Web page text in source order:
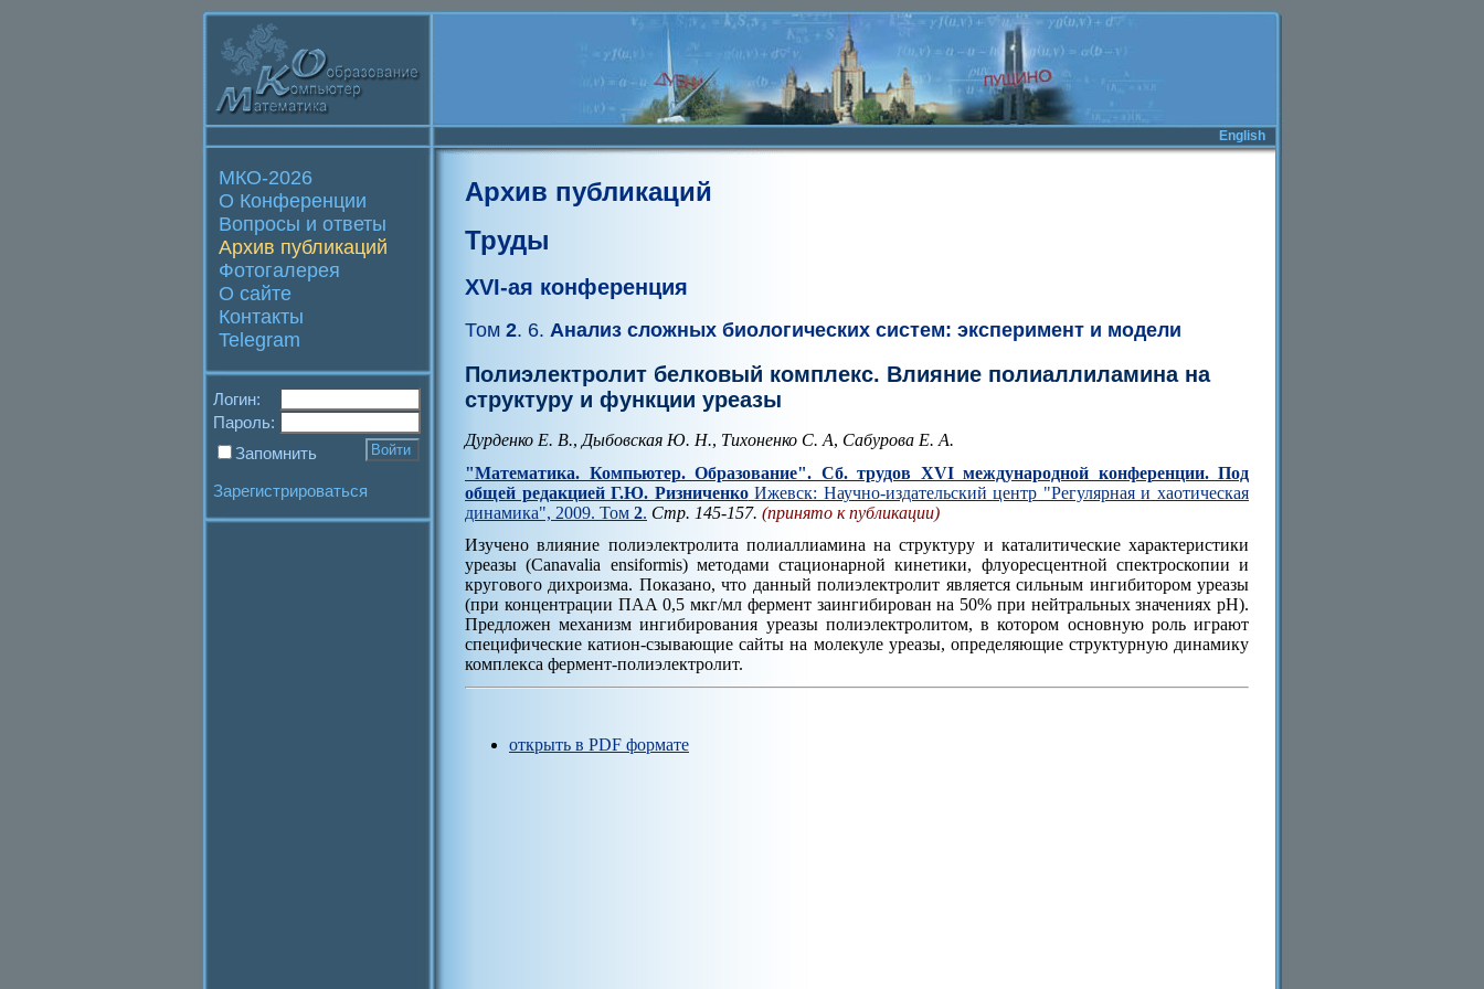
English
МКО-2026
О Конференции
Вопросы и ответы
Архив публикаций
Фотогалерея
О сайте
Контакты
Telegram
Логин:
Пароль:
Запомнить
Зарегистрироваться
Архив публикаций
Труды
XVI-ая конференция
Том 2. 6. Анализ сложных биологических систем: эксперимент и модели
Полиэлектролит белковый комплекс. Влияние полиаллиламина на
структуру и функции уреазы
Дурденко Е. В., Дыбовская Ю. Н., Тихоненко С. А, Сабурова Е. А.
"Математика. Компьютер. Образование". Cб. трудов XVI международной конференции. Под
общей редакцией Г.Ю. РизниченкоИжевск: Научно-издательский центр "Регулярная и хаотическая
динамика", 2009. Том 2. Стр. 145-157. (принято к публикации)
Изучено влияние полиэлектролита полиаллиамина на структуру и каталитические характеристики
уреазы (Canavalia ensiformis) методами стационарной кинетики, флуоресцентной спектроскопии и
кругового дихроизма. Показано, что данный полиэлектролит является сильным ингибитором уреазы
(при концентрации ПАА 0,5 мкг/мл фермент заингибирован на 50% при нейтральных значениях рН).
Предложен механизм ингибирования уреазы полиэлектролитом, в котором основную роль играют
специфические катион-сзывающие сайты на молекуле уреазы, определяющие структурную динамику
комплекса фермент-полиэлектролит.
открыть в PDF формате